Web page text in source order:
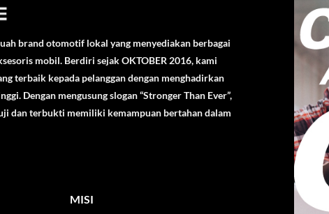
brand otomotif lokal yang menyediakan berbagai
mobil. Berdiri sejak OKTOBER 2016, kami
terbaik kepada pelanggan dengan menghadirkan
Dengan mengusung slogan “Stronger Than Ever”,
dan terbukti memiliki kemampuan bertahan dalam
MISI